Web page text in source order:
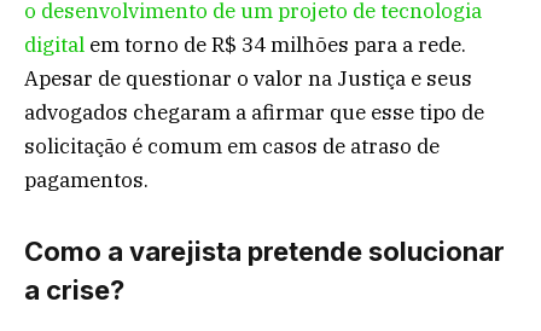
o desenvolvimento de um projeto de tecnologia
digital em torno de R$ 34 milhões para a rede.
Apesar de questionar o valor na Justiça e seus
advogados chegaram a afirmar que esse tipo de
solicitação é comum em casos de atraso de
pagamentos.
Como a varejista pretende solucionar
a crise?